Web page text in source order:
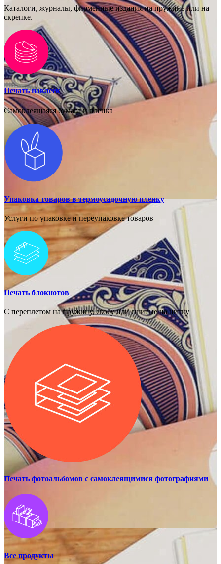
Каталоги, журналы, фирменные издания на пружине или на
скрепке.
Печать наклеек
Самоклеящаяся бумага и пленка
Упаковка товаров в термоусадочную пленку
Услуги по упаковке и переупаковке товаров
Печать блокнотов
С переплетом на пружину, скобу или сшитые на нитку
Печать фотоальбомов с самоклеящимися фотографиями
Все продукты